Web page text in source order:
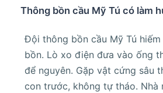
Thông bồn cầu Mỹ Tú có làm
Đội thông bồn cầu Mỹ Tú
bồn. Lò xo điện đưa vào ống
để nguyên. Gặp vật cứng sâu
con trước, không tự tháo. Nhà